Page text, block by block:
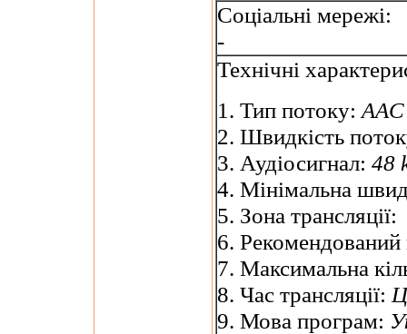
Соціальні мережі:
-
Технічні
1. Тип потоку:
2. Швидкість
3. Аудіосигнал: 48
4. Мінімальна
5. Зона трансляції:
6.
7. Максимальна
8. Час трансляції:
9. Мова програм: